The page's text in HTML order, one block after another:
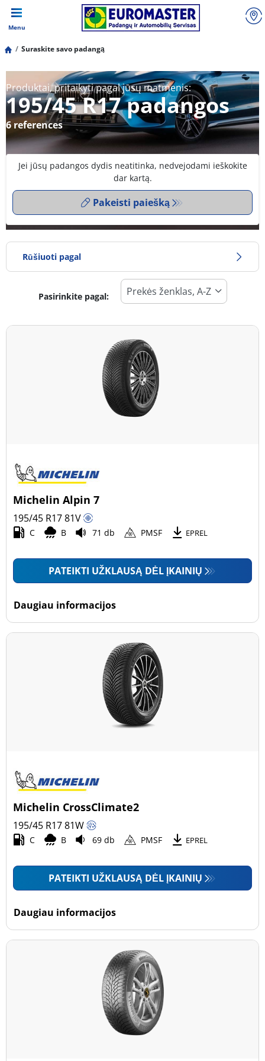
Menu
Suraskite savo padangą
Produktai, pritaikyti pagal jūsų matmenis:
195/45 R17 padangos
6 references
Jei jūsų padangos dydis neatitinka, nedvejodami ieškokite
dar kartą.
Pakeisti paiešką
Rūšiuoti pagal
Padangos tipas
Visi tipai (6)
Visi sezonai (1)
Lengvasis automobilis (6)
Mažas sunkvežimis (0)
Motociklas (0)
Padanga sustiprintomis sienelėmis
Daugiau parinkčių
Pasirinkite pagal:
Michelin Alpin 7
195/45 R1781V
C B 71 db PMSF EPREL
PATEIKTI UŽKLAUSĄ DĖL ĮKAINIŲ
Daugiau informacijos
Michelin CrossClimate2
195/45 R1781W
C B 69 db PMSF EPREL
PATEIKTI UŽKLAUSĄ DĖL ĮKAINIŲ
Daugiau informacijos